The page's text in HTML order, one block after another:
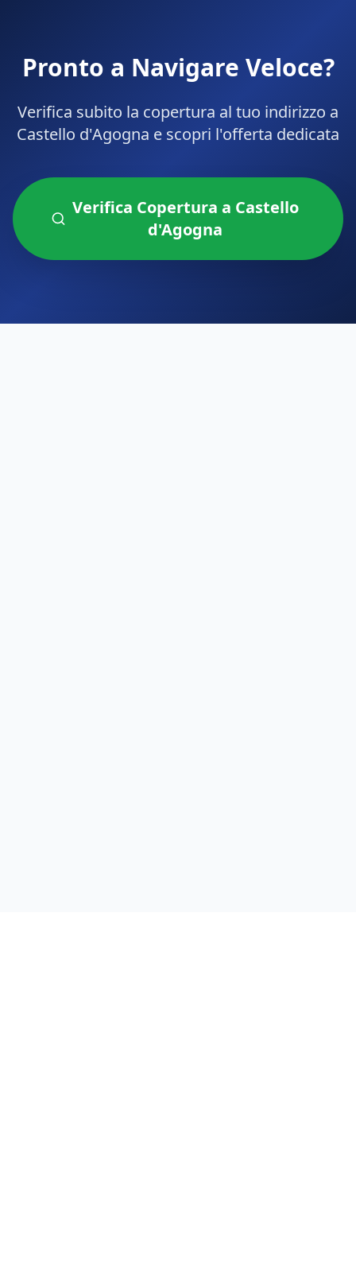
Pronto a Navigare Veloce?
Verifica subito la copertura al tuo indirizzo a
Castello d'Agogna e scopri l'offerta dedicata
Verifica Copertura a Castello
d'Agogna